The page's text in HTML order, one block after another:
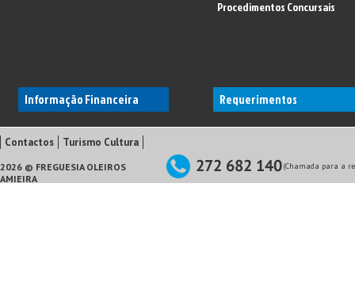
Informação Financeira
Procedimentos Concursais
Requerimentos
Contactos Turismo Cultura
2026 © FREGUESIA OLEIROS
AMIEIRA
(Chamada para a